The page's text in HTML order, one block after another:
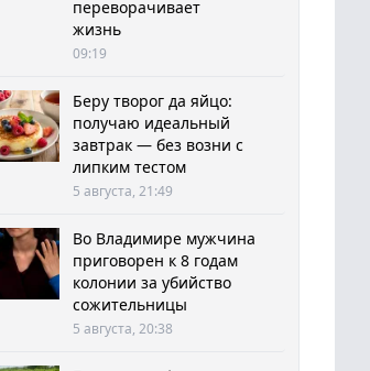
переворачивает
жизнь
09:19
Беру творог да яйцо:
получаю идеальный
завтрак — без возни с
липким тестом
5 августа, 21:49
Во Владимире мужчина
приговорен к 8 годам
колонии за убийство
сожительницы
5 августа, 20:38